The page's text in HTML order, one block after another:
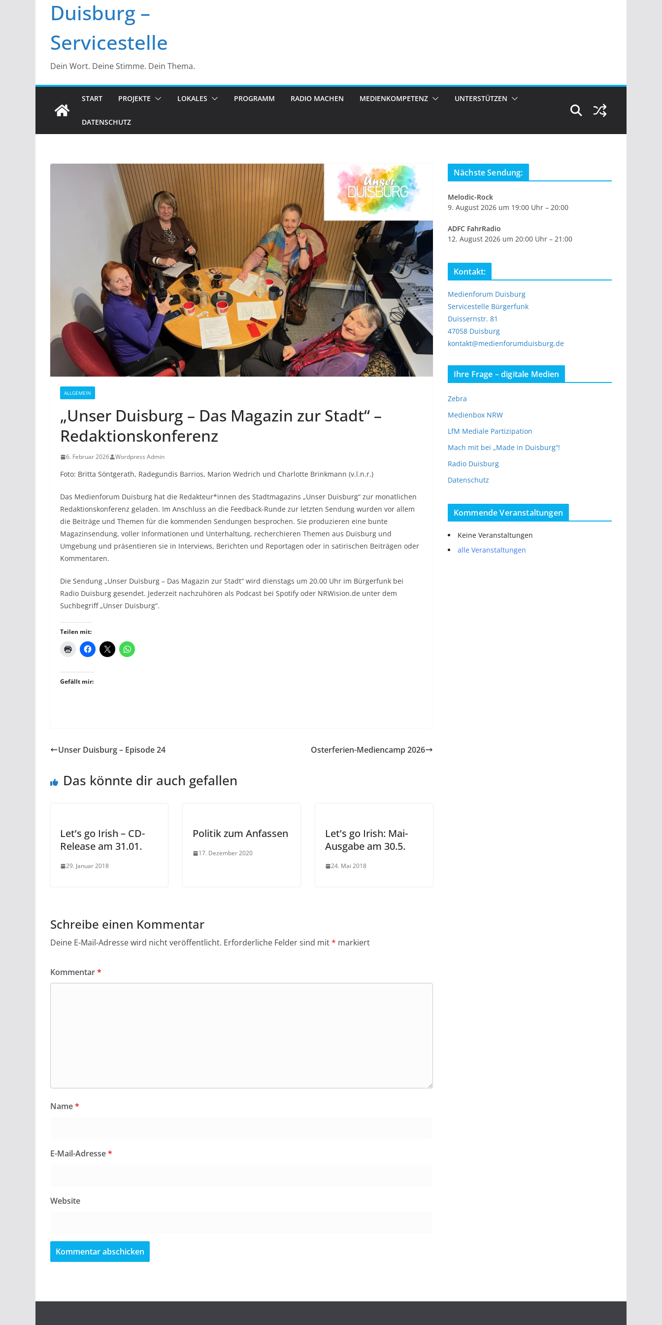
Duisburg –
Servicestelle
Dein Wort. Deine Stimme. Dein Thema.
START PROJEKTE LOKALES PROGRAMM RADIO MACHEN MEDIENKOMPETENZ UNTERSTÜTZEN
DATENSCHUTZ
ALLGEMEIN
„Unser Duisburg – Das Magazin zur Stadt“ –
Redaktionskonferenz
6. Februar 2026 Wordpress Admin
Foto: Britta Söntgerath, Radegundis Barrios, Marion Wedrich und Charlotte Brinkmann (v.l.n.r.)
Das Medienforum Duisburg hat die Redakteur*innen des Stadtmagazins „Unser Duisburg“ zur monatlichen
Redaktionskonferenz geladen. Im Anschluss an die Feedback-Runde zur letzten Sendung wurden vor allem
die Beiträge und Themen für die kommenden Sendungen besprochen. Sie produzieren eine bunte
Magazinsendung, voller Informationen und Unterhaltung, recherchieren Themen aus Duisburg und
Umgebung und präsentieren sie in Interviews, Berichten und Reportagen oder in satirischen Beiträgen oder
Kommentaren.
Die Sendung „Unser Duisburg – Das Magazin zur Stadt“ wird dienstags um 20.00 Uhr im Bürgerfunk bei
Radio Duisburg gesendet. Jederzeit nachzuhören als Podcast bei Spotify oder NRWision.de unter dem
Suchbegriff „Unser Duisburg“.
Teilen mit:
Gefällt mir:
Unser Duisburg – Episode 24 Osterferien-Mediencamp 2026
Das könnte dir auch gefallen
Let’s go Irish – CD-
Release am 31.01.
29. Januar 2018
Politik zum Anfassen
17. Dezember 2020
Let’s go Irish: Mai-
Ausgabe am 30.5.
24. Mai 2018
Schreibe einen Kommentar
Deine E-Mail-Adresse wird nicht veröffentlicht. Erforderliche Felder sind mit* markiert
Kommentar*
Name*
E-Mail-Adresse*
Website
Nächste Sendung:
Melodic-Rock
9. August 2026 um 19:00 Uhr – 20:00
ADFC FahrRadio
12. August 2026 um 20:00 Uhr – 21:00
Kontakt:
Medienforum Duisburg
Servicestelle Bürgerfunk
Duissernstr. 81
47058 Duisburg
kontakt@medienforumduisburg.de
Ihre Frage – digitale Medien
Zebra
Medienbox NRW
LfM Mediale Partizipation
Mach mit bei „Made in Duisburg“!
Radio Duisburg
Datenschutz
Kommende Veranstaltungen
Keine Veranstaltungen
alle Veranstaltungen